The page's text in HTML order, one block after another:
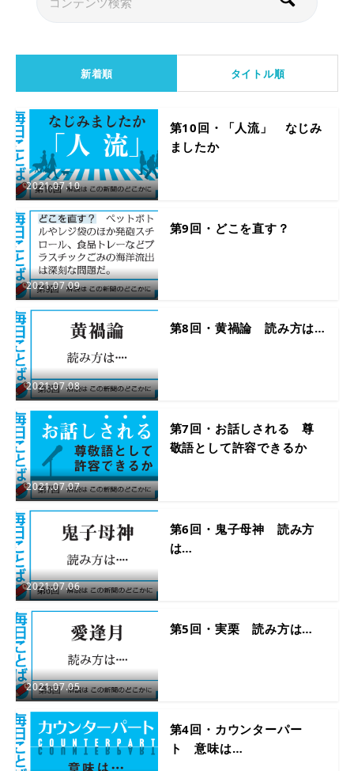
新着順 タイトル順
2021.07.10
第10回・「人流」 なじみ
ましたか
2021.07.09
第9回・どこを直す？
2021.07.08
第8回・黄禍論 読み方は…
2021.07.07
第7回・お話しされる 尊
敬語として許容できるか
2021.07.06
第6回・鬼子母神 読み方
は…
2021.07.05
第5回・実栗 読み方は…
第4回・カウンターパー
ト 意味は…